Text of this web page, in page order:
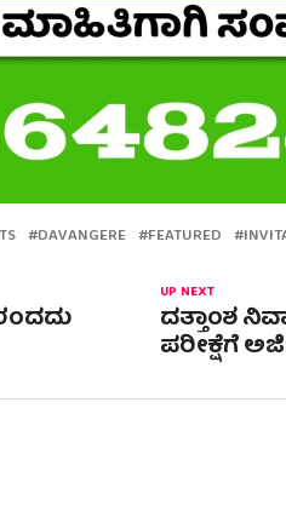
DAVANGERE FEATURED
UP NEXT
ದತ್ತಾಂಶ
ಪರೀಕ್ಷೆಗೆ